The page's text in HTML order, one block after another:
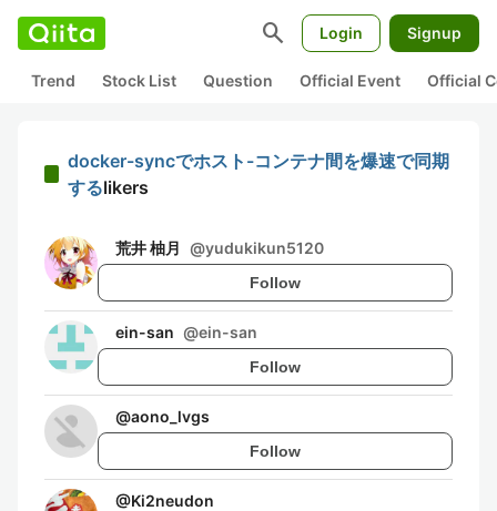
search Login Signup
Trend Stock List Question Official Event Official
docker-syncでホスト-コンテナ間を爆速で同期
するlikers
荒井 柚月 @yudukikun5120
Follow
ein-san @ein-san
Follow
@aono_lvgs
Follow
@Ki2neudon